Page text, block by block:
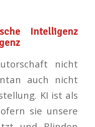
Intelligenz
nicht
auch nicht
KI ist als
sie unsere